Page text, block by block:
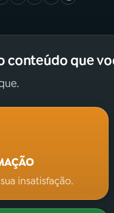
conteúdo que
insatisfação.